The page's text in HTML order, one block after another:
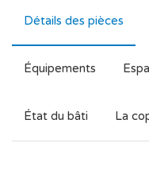
Détails des pièces
Équipements
État du bâti La